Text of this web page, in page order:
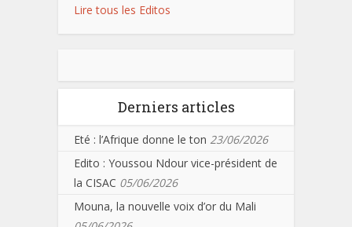
Lire tous les Editos
Derniers articles
Eté : l’Afrique donne le ton 23/06/2026
Edito : Youssou Ndour vice-président de
la CISAC 05/06/2026
Mouna, la nouvelle voix d’or du Mali